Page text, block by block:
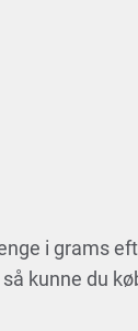
i grams
kunne du